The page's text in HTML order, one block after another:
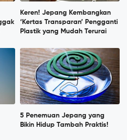
Keren! Jepang Kembangkan
‘Kertas Transparan’ Pengganti
Plastik yang Mudah Terurai
5 Penemuan Jepang yang
Bikin Hidup Tambah Praktis!